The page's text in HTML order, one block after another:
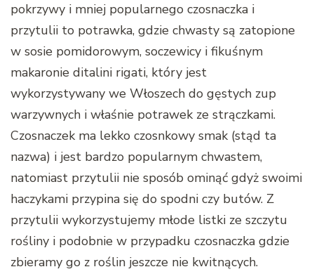
pokrzywy i mniej popularnego czosnaczka i
przytulii to potrawka, gdzie chwasty są zatopione
w sosie pomidorowym, soczewicy i fikuśnym
makaronie ditalini rigati, który jest
wykorzystywany we Włoszech do gęstych zup
warzywnych i właśnie potrawek ze strączkami.
Czosnaczek ma lekko czosnkowy smak (stąd ta
nazwa) i jest bardzo popularnym chwastem,
natomiast przytulii nie sposób ominąć gdyż swoimi
haczykami przypina się do spodni czy butów. Z
przytulii wykorzystujemy młode listki ze szczytu
rośliny i podobnie w przypadku czosnaczka gdzie
zbieramy go z roślin jeszcze nie kwitnących.